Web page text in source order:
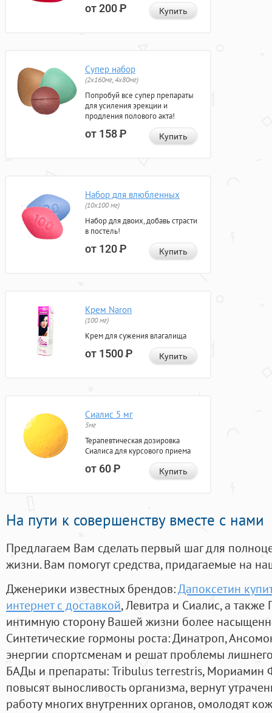
от 200Р Купить
Супер набор
(2х160мг, 4х80мг)
Попробуй все супер препараты
для усиления эрекции и
продления полового акта!
от 158Р Купить
Набор для влюбленных
(10х100 мг)
Набор для двоих, добавь страсти
в постель!
от 120Р Купить
Крем Naron
(100 мг)
Крем для сужения влагалища
от 1500Р Купить
Сиалис 5 мг
5мг
Терапевтическая дозировка
Сиалиса для курсового приема
от 60Р Купить
На пути к совершенству вместе с нами
Предлагаем Вам сделать первый шаг для
жизни. Вам помогут средства, придагаемые на
Дженерики известных брендов:Дапоксетин
интернет с доставкой, Левитра и Сиалис, а также
интимную сторону Вашей жизни более
Синтетические гормоны роста: Динатроп,
энергии спортсменам и решат проблемы
БАДы и препараты:Tribulus terrestris, Мориамин
повысят выносливость организма, вернут
работу многих внутренних органов, омолодят